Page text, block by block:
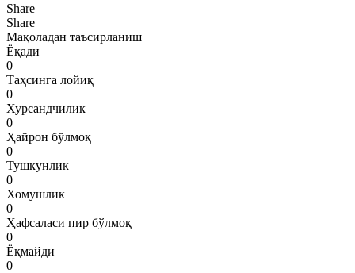
Share
Share
Мақоладан таъсирланиш
Ёқади
0
Таҳсинга лойиқ
0
Хурсандчилик
0
Ҳайрон бўлмоқ
0
Тушкунлик
0
Хомушлик
0
Ҳафсаласи пир бўлмоқ
0
Ёқмайди
0